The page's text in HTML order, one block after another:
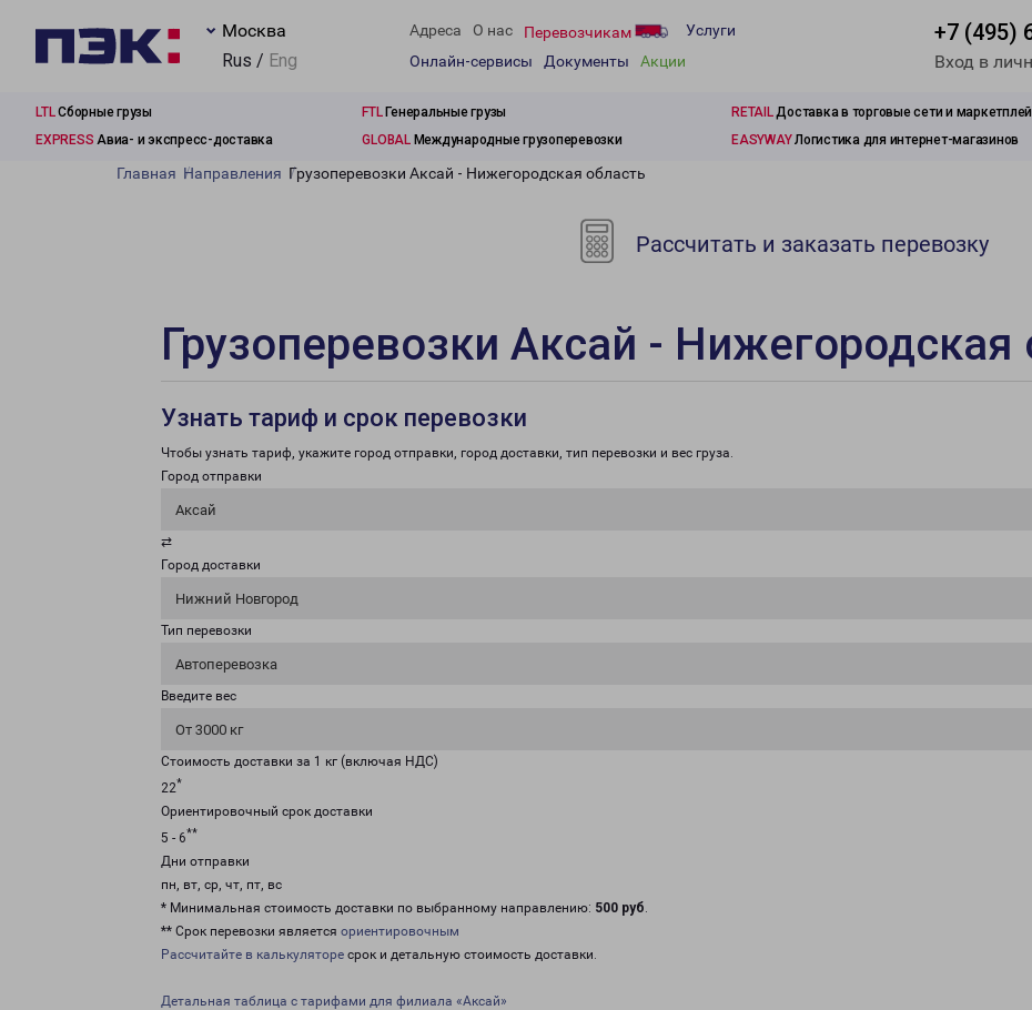
Москва
Rus / Eng
Адреса О нас Перевозчикам
Услуги
Онлайн-сервисы
Документы Акции
+7 (495)
Вход в
LTLСборные грузы FTLГенеральные грузы RETAILДоставка в торговые сети и
EXPRESS Авиа- и экспресс-доставка GLOBALМеждународные грузоперевозки EASYWAYЛогистика для интернет-магазинов
Главная Направления Грузоперевозки Аксай - Нижегородская область
Рассчитать и заказать перевозку
Грузоперевозки Аксай - Нижегородская
Узнать тариф и срок перевозки
Чтобы узнать тариф, укажите город отправки, город доставки, тип перевозки и вес груза.
Город отправки
Аксай
⇄
Город доставки
Нижний Новгород
Тип перевозки
Автоперевозка
Введите вес
От 3000 кг
Стоимость доставки за 1 кг (включая НДС)
22*
Ориентировочный срок доставки
5 - 6**
Дни отправки
пн, вт, ср, чт, пт, вс
* Минимальная стоимость доставки по выбранному направлению: 500 руб.
** Срок перевозки является ориентировочным
Рассчитайте в калькуляторе срок и детальную стоимость доставки.
Детальная таблица с тарифами для филиала «Аксай»